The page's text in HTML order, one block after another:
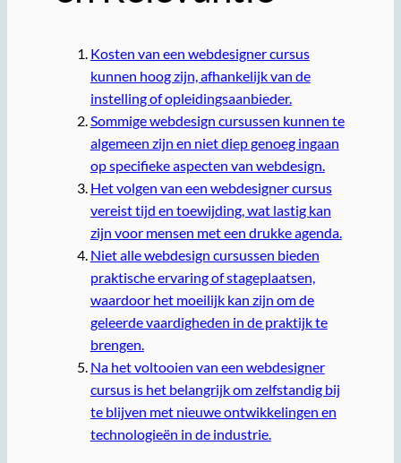
Kosten van een webdesigner cursus
kunnen hoog zijn, afhankelijk van de
instelling of opleidingsaanbieder.
Sommige webdesign cursussen kunnen te
algemeen zijn en niet diep genoeg ingaan
op specifieke aspecten van webdesign.
Het volgen van een webdesigner cursus
vereist tijd en toewijding, wat lastig kan
zijn voor mensen met een drukke agenda.
Niet alle webdesign cursussen bieden
praktische ervaring of stageplaatsen,
waardoor het moeilijk kan zijn om de
geleerde vaardigheden in de praktijk te
brengen.
Na het voltooien van een webdesigner
cursus is het belangrijk om zelfstandig bij
te blijven met nieuwe ontwikkelingen en
technologieën in de industrie.